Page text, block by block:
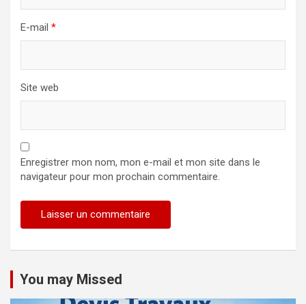
E-mail *
Site web
Enregistrer mon nom, mon e-mail et mon site dans le
navigateur pour mon prochain commentaire.
You may Missed